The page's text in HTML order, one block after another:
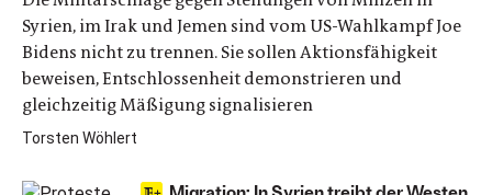
Syrien, im Irak und Jemen sind vom US-Wahlkampf Joe
Bidens nicht zu trennen. Sie sollen Aktionsfähigkeit
beweisen, Entschlossenheit demonstrieren und
gleichzeitig Mäßigung signalisieren
Torsten Wöhlert